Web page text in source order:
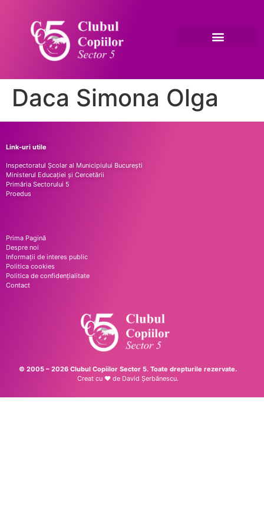
Daca Simona Olga
Link-uri utile
Inspectoratul Școlar al Municipiului București
Ministerul Educației și Cercetării
Primăria Sectorului 5
Proedus
Prima Pagină
Despre noi
Informații de interes public
Politica cookies
Politica de confidențialitate
Contact
© 2005 – 2026 Clubul Copiilor Sector 5. Toate drepturile rezervate.
Creat cu ♥ de David Șerbănescu.